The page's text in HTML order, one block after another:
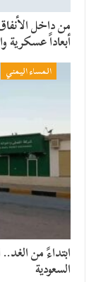
من داخل
أبعاداً عسكرية
المساء اليمني
​ابتداءً من
السعودية